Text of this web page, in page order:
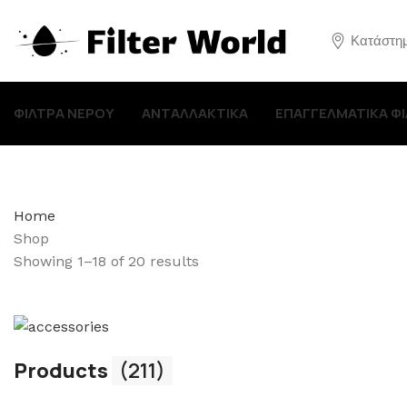
ΦΙΛΤΡΑ ΝΕΡΟΥ ΑΝΤΑΛΛΑΚΤΙΚΑ ΕΠΑΓΓΕΛΜΑΤΙΚΑ
Home
Shop
Showing 1–18 of 20 results
Products (211)